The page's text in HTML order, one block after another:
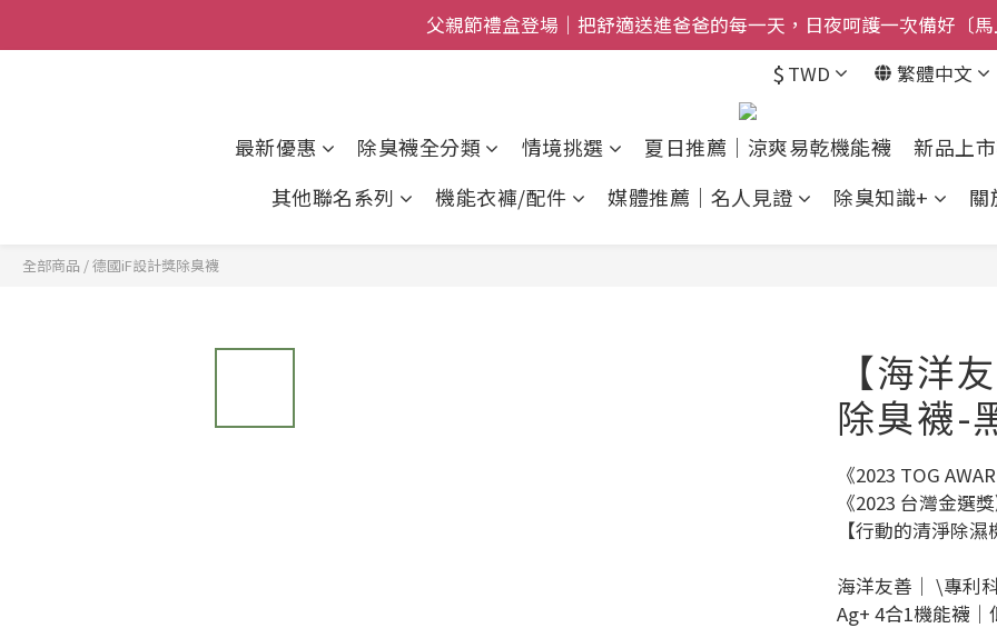
全館$800免運｜任搭８折起｜滿額再送新品-悠哉斑馬襪〔立即
全館$800免運｜任搭８折起｜滿額再送新品-悠哉斑馬襪〔立即
$ TWD 繁體中文
最新優惠 除臭襪全分類 情境挑選 夏日推薦｜涼爽易乾機能襪 新品上
其他聯名系列
機能衣褲/配件 媒體推薦｜名人見證 除臭知識+ 關
全部商品 /德國iF設計獎除臭襪
【海洋
除臭襪-
《2023 TOG
《2023 台灣金選獎
【行動的清淨除
海洋友善｜ \專利
Ag+ 4合1機能襪